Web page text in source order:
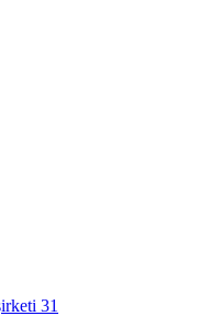
31